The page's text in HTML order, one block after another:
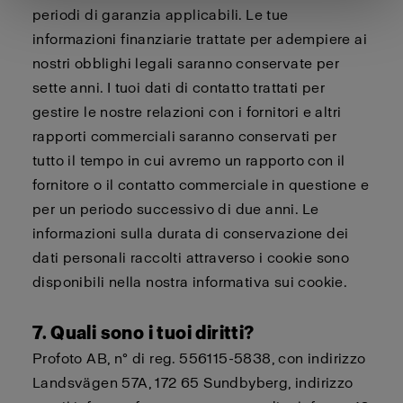
periodi di garanzia applicabili. Le tue
informazioni finanziarie trattate per adempiere ai
nostri obblighi legali saranno conservate per
sette anni. I tuoi dati di contatto trattati per
gestire le nostre relazioni con i fornitori e altri
rapporti commerciali saranno conservati per
tutto il tempo in cui avremo un rapporto con il
fornitore o il contatto commerciale in questione e
per un periodo successivo di due anni. Le
informazioni sulla durata di conservazione dei
dati personali raccolti attraverso i cookie sono
disponibili nella nostra informativa sui cookie.
7. Quali sono i tuoi diritti?
Profoto AB, n° di reg. 556115-5838, con indirizzo
Landsvägen 57A, 172 65 Sundbyberg, indirizzo